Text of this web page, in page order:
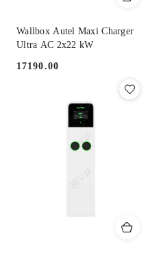
Wallbox Autel Maxi Charger
Ultra AC 2x22 kW
17190.00